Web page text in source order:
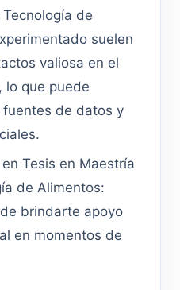
de
suelen
valiosa en el
lo que puede
de datos y
Tesis en Maestría
de Alimentos:
brindarte apoyo
en momentos de